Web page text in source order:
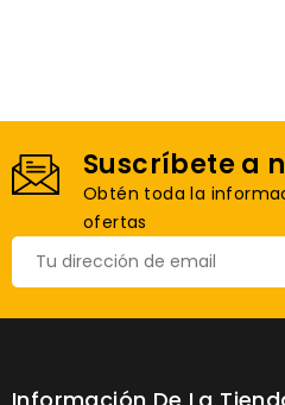
Suscríbete a
Obtén toda la
ofertas